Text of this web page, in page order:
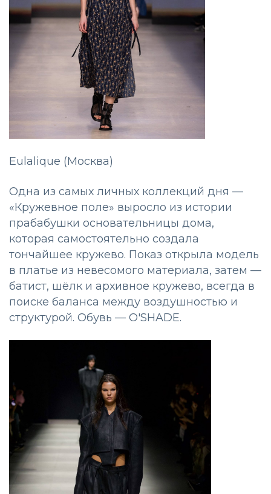
Eulalique (Москва)
Одна из самых личных коллекций дня —
«Кружевное поле» выросло из истории
прабабушки основательницы дома,
которая самостоятельно создала
тончайшее кружево. Показ открыла модель
в платье из невесомого материала, затем —
батист, шёлк и архивное кружево, всегда в
поиске баланса между воздушностью и
структурой. Обувь — O'SHADE.